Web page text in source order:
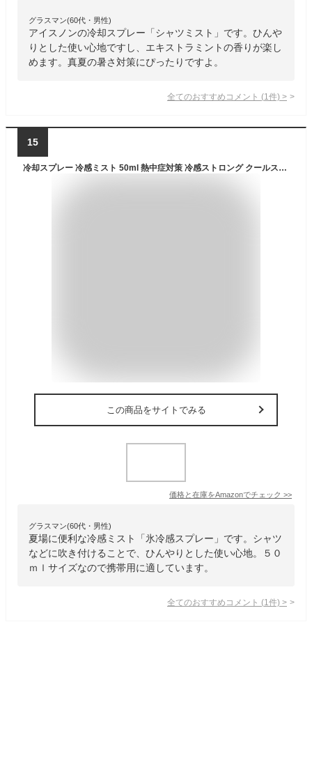
グラスマン(60代・男性)
アイスノンの冷却スプレー「シャツミスト」です。ひんや
りとした使い心地ですし、エキストラミントの香りが楽し
めます。真夏の暑さ対策にぴったりですよ。
全てのおすすめコメント (1 件) >
15
冷却スプレー 冷感ミスト 50ml 熱中症対策 冷感ストロング クールスプレー 夏のクールスプレー 小型 軽量 急冷スプレー 瞬間冷却 長持ち 凍結スプレー 顔用冷却スプレー 衣類ミスト冷却 携帯用 冷感スプレー 顔 体 首 高温緩和 冷却&蚊よけ 夏 衣服/靴/靴下/帽子兼用 (冷却&蚊よけ50ml*4)
この商品をサイトでみる
価格と在庫をAmazonでチェック >>
グラスマン(60代・男性)
夏場に便利な冷感ミスト「氷冷感スプレー」です。シャツ
などに吹き付けることで、ひんやりとした使い心地。５０
ｍｌサイズなので携帯用に適しています。
全てのおすすめコメント (1 件) >